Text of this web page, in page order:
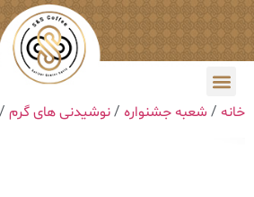
خانه / شعبه جشنواره /نوشیدنی های گرم